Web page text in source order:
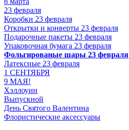
23 февраля
Коробки 23 февраля
Открытки и конверты 23 февраля
Подарочные пакеты 23 февраля
Упаковочная бумага 23 февраля
Фольгированые шары 23 февраля
Латексные 23 февраля
1 СЕНТЯБРЯ
9 МАЯ!
Хэллоуин
Выпускной
День Святого Валентина
Флористические аксессуары